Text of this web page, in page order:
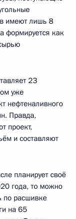
имеют лишь 8
формируется как
23
уже
нефтеналивного
Правда,
проект,
и составляют
планирует своё
года, то можно
по расшивке
на 65